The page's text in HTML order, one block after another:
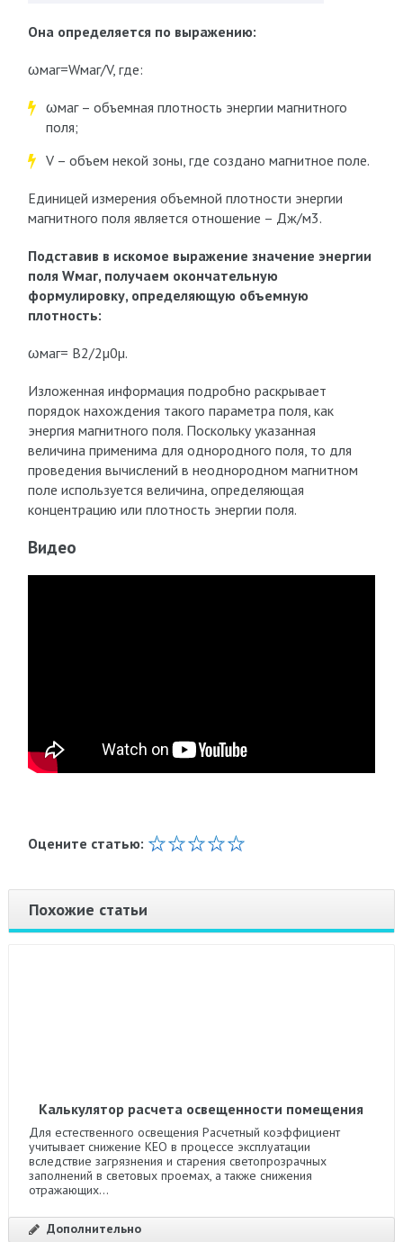
Она определяется по выражению:
ωмаг=Wмаг/V, где:
ωмаг – объемная плотность энергии магнитного
поля;
V – объем некой зоны, где создано магнитное поле.
Единицей измерения объемной плотности энергии
магнитного поля является отношение – Дж/м3.
Подставив в искомое выражение значение энергии
поля Wмаг, получаем окончательную
формулировку, определяющую объемную
плотность:
ωмаг= B2/2µ0µ.
Изложенная информация подробно раскрывает
порядок нахождения такого параметра поля, как
энергия магнитного поля. Поскольку указанная
величина применима для однородного поля, то для
проведения вычислений в неоднородном магнитном
поле используется величина, определяющая
концентрацию или плотность энергии поля.
Видео
Оцените статью:
Похожие статьи
Калькулятор расчета освещенности помещения
Для естественного освещения Расчетный коэффициент
учитывает снижение КЕО в процессе эксплуатации
вследствие загрязнения и старения светопрозрачных
заполнений в световых проемах, а также снижения
отражающих...
Дополнительно